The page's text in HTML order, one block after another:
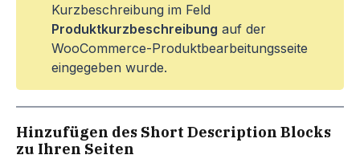
Kurzbeschreibung im Feld
Produktkurzbeschreibung auf der
WooCommerce-Produktbearbeitungsseite
eingegeben wurde.
Hinzufügen des Short Description Blocks
zu Ihren Seiten